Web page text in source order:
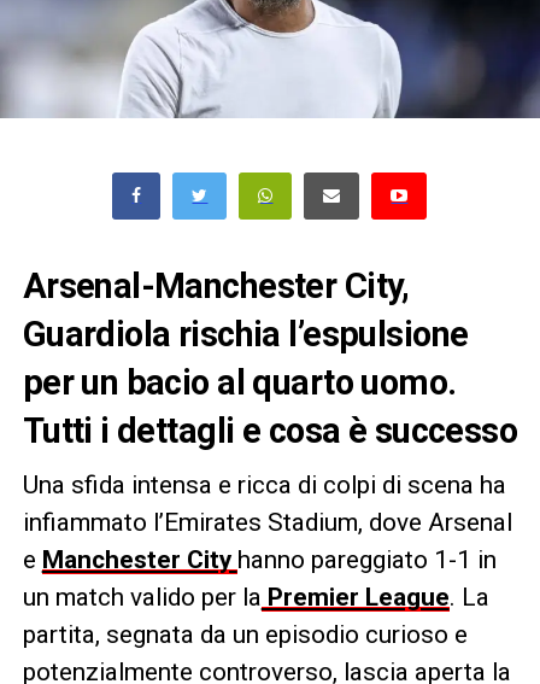
Arsenal-Manchester City,
Guardiola rischia l’espulsione
per un bacio al quarto uomo.
Tutti i dettagli e cosa è successo
Una sfida intensa e ricca di colpi di scena ha
infiammato l’Emirates Stadium, dove Arsenal
e Manchester City hanno pareggiato 1-1 in
un match valido per la Premier League. La
partita, segnata da un episodio curioso e
potenzialmente controverso, lascia aperta la